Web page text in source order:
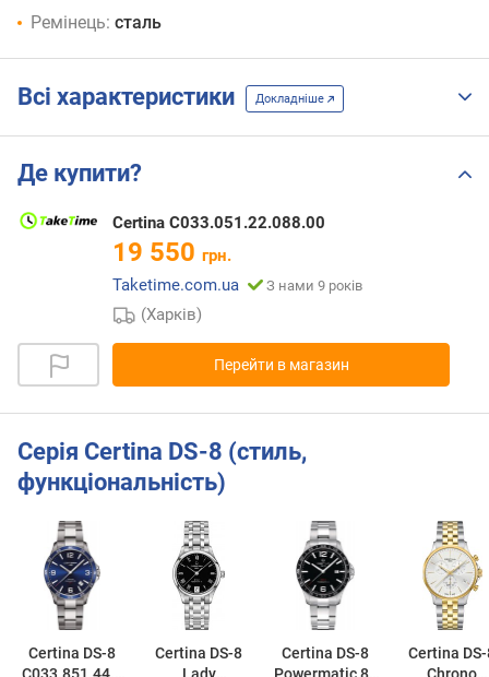
Ремінець: сталь
Всі характеристики Докладніше
Де купити?
Certina C033.051.22.088.00
19 550 грн.
Taketime.com.ua
З нами 9 років
(Харків)
Перейти в магазин
Серія Certina DS-8 (стиль,
функціональність)
Certina DS-8
C033.851.44.0
Certina DS-8
Lady
Certina DS-8
Powermatic 80
Certina
Chrono